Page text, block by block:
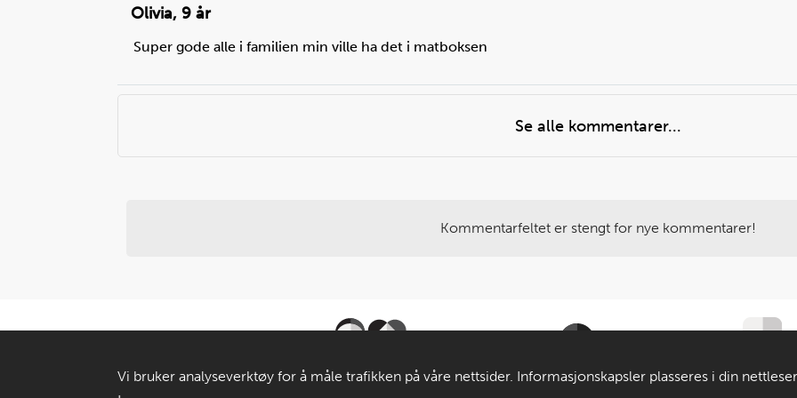
Olivia, 9 år
Super gode alle i familien min ville ha det i matboksen
Se alle kommentarer...
Kommentarfeltet er stengt for nye kommentarer!
Vi bruker analyseverktøy for å måle trafikken på våre nettsider. Informasjonskapsler plasseres i din